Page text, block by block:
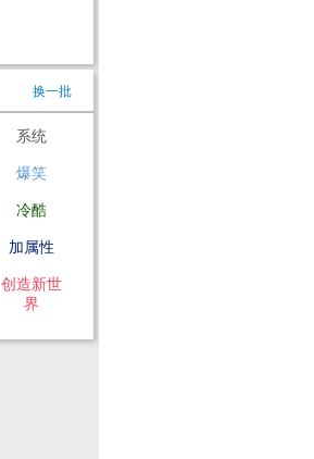
换一批
系统
爆笑
冷酷
加属性
创造新世
界